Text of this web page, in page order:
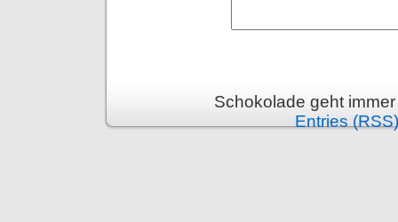
Schokolade geht
Entries (RSS)